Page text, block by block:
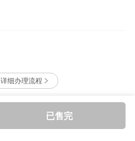
详细办理流程 
已售完